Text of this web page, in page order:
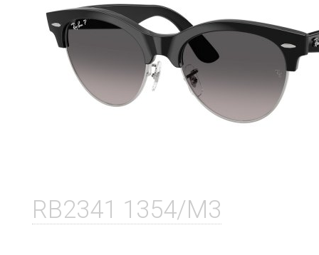
RB2341 1354/M3